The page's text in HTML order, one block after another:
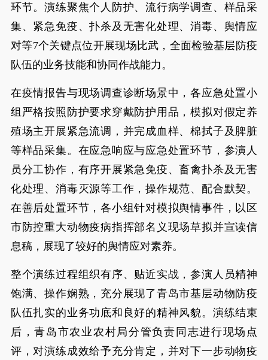
环节。演练聚焦个人防护、流行病学调查、样品采
集、紧急免疫、扑杀及无害化处理、消毒、舆情应
对等7个关键点位开展现场比武，全面检验基层防疫
队伍的业务技能和协同作战能力。
在疫情报告与现场调查诊断场景中，各应急处置小
组严格按照防护要求穿戴防护用品，模拟对假定养
殖场主开展紧急流调，并完成血样、棉拭子及脾脏
等样品采集。在应急响应与应急处置环节，参演人
员分工协作，有序开展紧急免疫、畜禽扑杀及无害
化处理、消毒灭源等工作，操作规范、配合默契。
在善后处置环节，各小组针对模拟舆情事件，以区
市防控重大动物疫病指挥部名义现场草拟并宣读信
息稿，展现了较好的舆情应对素养。
整个演练过程组织有序、贴近实战，参演人员精神
饱满、操作娴熟，充分展现了青岛市基层动物防疫
队伍扎实的业务功底和良好的精神风貌。演练结束
后，青岛市农业农村局分管负责同志进行现场点
评，对演练成效给予充分肯定，并对下一步动物疫